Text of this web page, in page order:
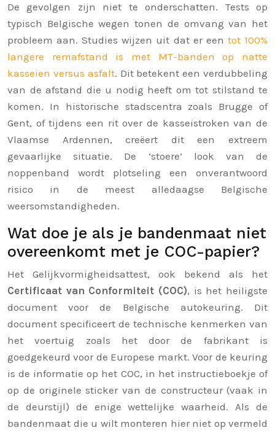
De gevolgen zijn niet te onderschatten. Tests op
typisch Belgische wegen tonen de omvang van het
probleem aan. Studies wijzen uit dat er een tot 100%
langere remafstand is met MT-banden op natte
kasseien versus asfalt. Dit betekent een verdubbeling
van de afstand die u nodig heeft om tot stilstand te
komen. In historische stadscentra zoals Brugge of
Gent, of tijdens een rit over de kasseistroken van de
Vlaamse Ardennen, creëert dit een extreem
gevaarlijke situatie. De ‘stoere’ look van de
noppenband wordt plotseling een onverantwoord
risico in de meest alledaagse Belgische
weersomstandigheden.
Wat doe je als je bandenmaat niet
overeenkomt met je COC-papier?
Het Gelijkvormigheidsattest, ook bekend als het
Certificaat van Conformiteit (COC), is het heiligste
document voor de Belgische autokeuring. Dit
document specificeert de technische kenmerken van
het voertuig zoals het door de fabrikant is
goedgekeurd voor de Europese markt. Voor de keuring
is de informatie op het COC, in het instructieboekje of
op de originele sticker van de constructeur (vaak in
de deurstijl) de enige wettelijke waarheid. Als de
bandenmaat die u wilt monteren hier niet op vermeld